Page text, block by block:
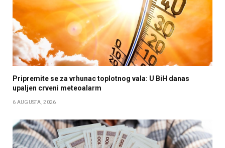
Pripremite se za vrhunac toplotnog vala: U BiH danas
upaljen crveni meteoalarm
6 AUGUSTA, 2026